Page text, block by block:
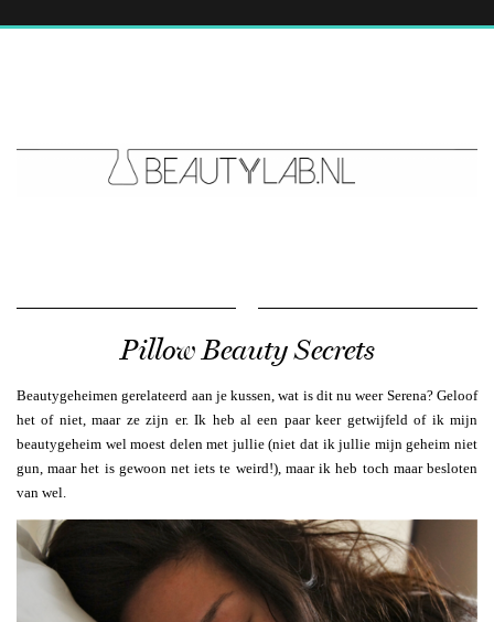
Pillow Beauty Secrets
Beautygeheimen gerelateerd aan je kussen, wat is dit nu weer Serena? Geloof
het of niet, maar ze zijn er. Ik heb al een paar keer getwijfeld of ik mijn
beautygeheim wel moest delen met jullie (niet dat ik jullie mijn geheim niet
gun, maar het is gewoon net iets te weird!), maar ik heb toch maar besloten
van wel.